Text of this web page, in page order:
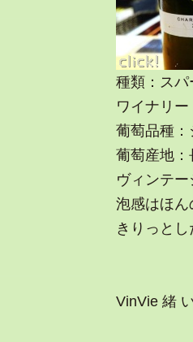
種類：ス
ワイナリ
葡萄品種：
葡萄産地
ヴィンテ
泡感はほ
きりっと
VinVie 緒